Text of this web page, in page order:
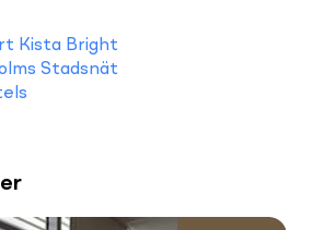
Kista Bright
Stadsnät